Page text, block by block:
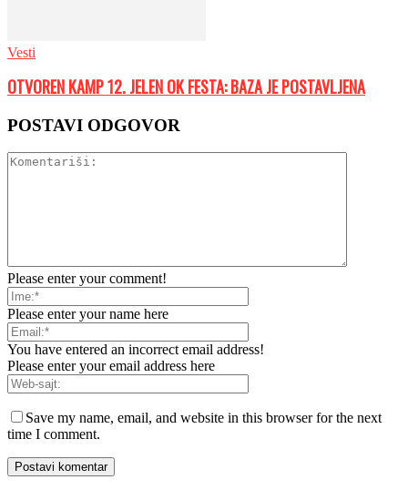
Vesti
OTVOREN KAMP 12. JELEN OK FESTA: BAZA JE POSTAVLJENA
POSTAVI ODGOVOR
Please enter your comment!
Please enter your name here
You have entered an incorrect email address!
Please enter your email address here
Save my name, email, and website in this browser for the next
time I comment.